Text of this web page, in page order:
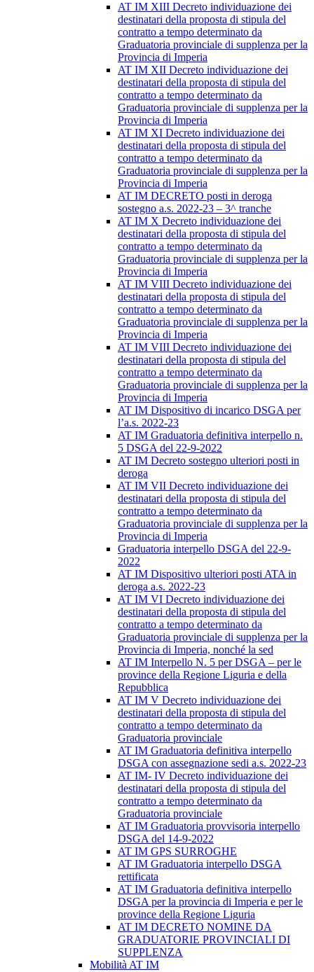
AT IM XIII Decreto individuazione dei
destinatari della proposta di stipula del
contratto a tempo determinato da
Graduatoria provinciale di supplenza per la
Provincia di Imperia
AT IM XII Decreto individuazione dei
destinatari della proposta di stipula del
contratto a tempo determinato da
Graduatoria provinciale di supplenza per la
Provincia di Imperia
AT IM XI Decreto individuazione dei
destinatari della proposta di stipula del
contratto a tempo determinato da
Graduatoria provinciale di supplenza per la
Provincia di Imperia
AT IM DECRETO posti in deroga
sostegno a.s. 2022-23 – 3^ tranche
AT IM X Decreto individuazione dei
destinatari della proposta di stipula del
contratto a tempo determinato da
Graduatoria provinciale di supplenza per la
Provincia di Imperia
AT IM VIII Decreto individuazione dei
destinatari della proposta di stipula del
contratto a tempo determinato da
Graduatoria provinciale di supplenza per la
Provincia di Imperia
AT IM VIII Decreto individuazione dei
destinatari della proposta di stipula del
contratto a tempo determinato da
Graduatoria provinciale di supplenza per la
Provincia di Imperia
AT IM Dispositivo di incarico DSGA per
l’a.s. 2022-23
AT IM Graduatoria definitiva interpello n.
5 DSGA del 22-9-2022
AT IM Decreto sostegno ulteriori posti in
deroga
AT IM VII Decreto individuazione dei
destinatari della proposta di stipula del
contratto a tempo determinato da
Graduatoria provinciale di supplenza per la
Provincia di Imperia
Graduatoria interpello DSGA del 22-9-
2022
AT IM Dispositivo ulteriori posti ATA in
deroga a.s. 2022-23
AT IM VI Decreto individuazione dei
destinatari della proposta di stipula del
contratto a tempo determinato da
Graduatoria provinciale di supplenza per la
Provincia di Imperia, nonché la sed
AT IM Interpello N. 5 per DSGA – per le
province della Regione Liguria e della
Repubblica
AT IM V Decreto individuazione dei
destinatari della proposta di stipula del
contratto a tempo determinato da
Graduatoria provinciale
AT IM Graduatoria definitiva interpello
DSGA con assegnazione sedi a.s. 2022-23
AT IM- IV Decreto individuazione dei
destinatari della proposta di stipula del
contratto a tempo determinato da
Graduatoria provinciale
AT IM Graduatoria provvisoria interpello
DSGA del 14-9-2022
AT IM GPS SURROGHE
AT IM Graduatoria interpello DSGA
rettificata
AT IM Graduatoria definitiva interpello
DSGA per la provincia di Imperia e per le
province della Regione Liguria
AT IM DECRETO NOMINE DA
GRADUATORIE PROVINCIALI DI
SUPPLENZA
Mobilità AT IM